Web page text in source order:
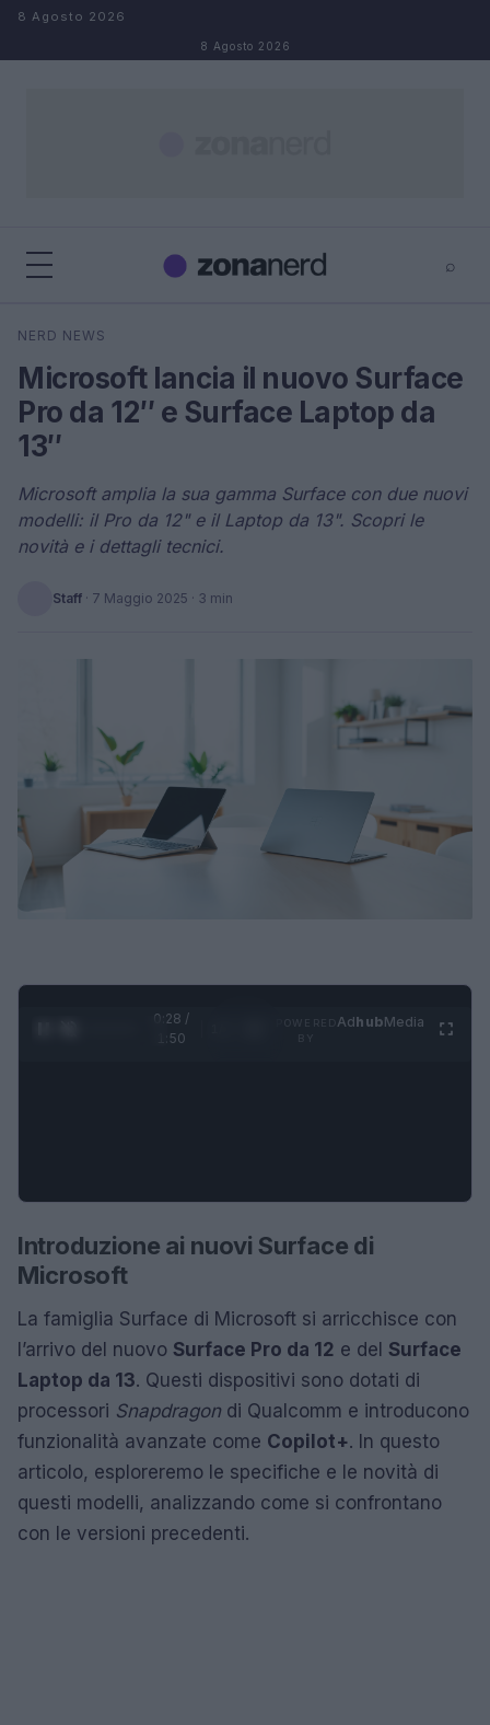
Salta al contenuto
8 Agosto 2026
8 Agosto 2026
⌕
Cerca
NERD NEWS
Microsoft lancia il nuovo Surface
Pro da 12″ e Surface Laptop da
13″
Microsoft amplia la sua gamma Surface con due nuovi
modelli: il Pro da 12" e il Laptop da 13". Scopri le
novità e i dettagli tecnici.
Staff · 7 Maggio 2025 · 3 min
0:28 /
1:50
AdhubMedia
Introduzione ai nuovi Surface di
Microsoft
La famiglia Surface di Microsoft si arricchisce con
l’arrivo del nuovo Surface Pro da 12 e del Surface
Laptop da 13. Questi dispositivi sono dotati di
processori Snapdragon di Qualcomm e introducono
funzionalità avanzate come Copilot+. In questo
articolo, esploreremo le specifiche e le novità di
questi modelli, analizzando come si confrontano
con le versioni precedenti.